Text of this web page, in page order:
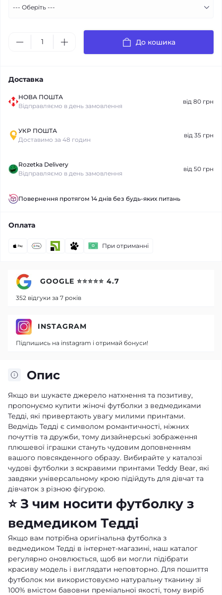
До кошика
Доставка
НОВА ПОШТА
Відправляємо в день замовлення
від 80 грн
УКР ПОШТА
Доставимо за 48 годин
від 35 грн
Rozetka Delivery
Відправляємо в день замовлення
від 50 грн
Повернення протягом 14 днів без будь-яких питань
Оплата
При отриманні
Опис
Якщо ви шукаєте джерело натхнення та позитиву,
пропонуємо купити жіночі футболки з ведмедиками
Тедді, які привертають увагу милими принтами.
Ведмідь Тедді є символом романтичності, ніжних
почуттів та дружби, тому дизайнерські зображення
плюшевої іграшки стануть чудовим доповненням
вашого повсякденного образу. Вибирайте у каталозі
чудові футболки з яскравими принтами Teddy Bear, які
завдяки універсальному крою підійдуть для дівчат та
дівчаток з різною фігурою.
⭐ З чим носити футболку з
ведмедиком Тедді
Якщо вам потрібна оригінальна футболка з
ведмедиком Тедді в інтернет-магазині, наш каталог
регулярно оновлюється, щоб ви могли підібрати
красиву модель і виглядати неповторно. Для пошиття
футболок ми використовуємо натуральну тканину зі
100% вмістом бавовни преміальної якості, тому виріб
GOOGLE ⭐⭐⭐⭐⭐ 4.7
352 відгуки за 7 років
INSTAGRAM
Підпишись на instagram і отримай бонуси!